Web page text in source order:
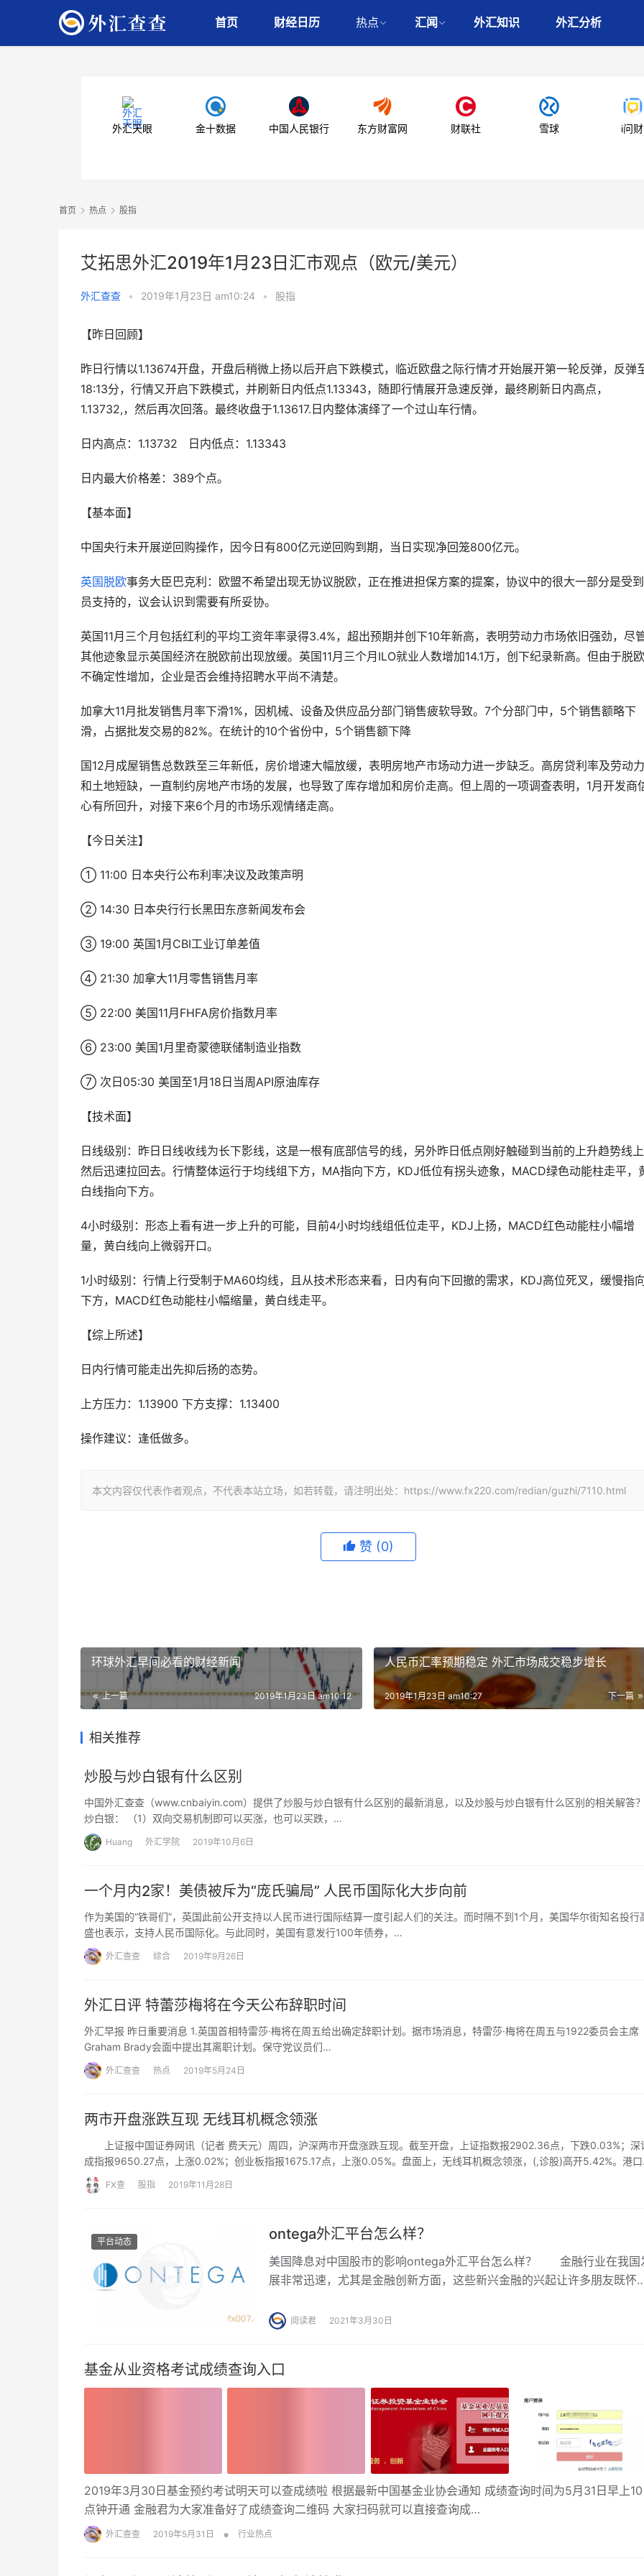
首页 财经日历 热点 汇闻 外汇知识 外汇分析
外汇天眼 金十数据 中国人民银行 东方财富网 财联社 雪球 i问财
首页 热点 股指
艾拓思外汇2019年1月23日汇市观点（欧元/美元）
外汇查查 • 2019年1月23日 am10:24 • 股指
【昨日回顾】
昨日行情以1.13674开盘，开盘后稍微上扬以后开启下跌模式，临近欧盘之际行情才开始展开第一轮反弹，反弹
18:13分，行情又开启下跌模式，并刷新日内低点1.13343，随即行情展开急速反弹，最终刷新日内高点，
1.13732,，然后再次回落。最终收盘于1.13617.日内整体演绎了一个过山车行情。
日内高点：1.13732   日内低点：1.13343
日内最大价格差：389个点。
【基本面】
中国央行未开展逆回购操作，因今日有800亿元逆回购到期，当日实现净回笼800亿元。
英国脱欧事务大臣巴克利：欧盟不希望出现无协议脱欧，正在推进担保方案的提案，协议中的很大一部分是受
员支持的，议会认识到需要有所妥协。
英国11月三个月包括红利的平均工资年率录得3.4%，超出预期并创下10年新高，表明劳动力市场依旧强劲，尽
其他迹象显示英国经济在脱欧前出现放缓。英国11月三个月ILO就业人数增加14.1万，创下纪录新高。但由于脱欧
不确定性增加，企业是否会维持招聘水平尚不清楚。
加拿大11月批发销售月率下滑1%，因机械、设备及供应品分部门销售疲软导致。7个分部门中，5个销售额略下
滑，占据批发交易的82%。在统计的10个省份中，5个销售额下降
国12月成屋销售总数跌至三年新低，房价增速大幅放缓，表明房地产市场动力进一步缺乏。高房贷利率及劳动力
和土地短缺，一直制约房地产市场的发展，也导致了库存增加和房价走高。但上周的一项调查表明，1月开发商
心有所回升，对接下来6个月的市场乐观情绪走高。
【今日关注】
① 11:00 日本央行公布利率决议及政策声明
② 14:30 日本央行行长黑田东彦新闻发布会
③ 19:00 英国1月CBI工业订单差值
④ 21:30 加拿大11月零售销售月率
⑤ 22:00 美国11月FHFA房价指数月率
⑥ 23:00 美国1月里奇蒙德联储制造业指数
⑦ 次日05:30 美国至1月18日当周API原油库存
【技术面】
日线级别：昨日日线收线为长下影线，这是一根有底部信号的线，另外昨日低点刚好触碰到当前的上升趋势线
然后迅速拉回去。行情整体运行于均线组下方，MA指向下方，KDJ低位有拐头迹象，MACD绿色动能柱走平，
白线指向下方。
4小时级别：形态上看有进一步上升的可能，目前4小时均线组低位走平，KDJ上扬，MACD红色动能柱小幅增
量，黄白线向上微弱开口。
1小时级别：行情上行受制于MA60均线，且从技术形态来看，日内有向下回撤的需求，KDJ高位死叉，缓慢指
下方，MACD红色动能柱小幅缩量，黄白线走平。
【综上所述】
日内行情可能走出先抑后扬的态势。
上方压力：1.13900 下方支撑：1.13400
操作建议：逢低做多。
本文内容仅代表作者观点，不代表本站立场，如若转载，请注明出处：https://www.fx220.com/redian/guzhi/7110.html
赞 (0)
环球外汇早间必看的财经新闻
上一篇 2019年1月23日 am10:12
人民币汇率预期稳定 外汇市场成交稳步增长
下一篇
2019年1月23日 am10:27
相关推荐
炒股与炒白银有什么区别
中国外汇查查（www.cnbaiyin.com）提供了炒股与炒白银有什么区别的最新消息，以及炒股与炒白银有什么区别的相关解答
炒白银： （1）双向交易机制即可以买涨，也可以买跌，…
Huang 外汇学院 2019年10月6日
一个月内2家！美债被斥为“庞氏骗局” 人民币国际化大步向前
作为美国的“铁哥们”，英国此前公开支持以人民币进行国际结算一度引起人们的关注。而时隔不到1个月，美国华尔街知名投行
盛也表示，支持人民币国际化。与此同时，美国有意发行100年债券，…
外汇查查 综合 2019年9月26日
外汇日评 特蕾莎梅将在今天公布辞职时间
外汇早报 昨日重要消息 1.英国首相特雷莎·梅将在周五给出确定辞职计划。据市场消息，特雷莎·梅将在周五与1922委员会主席
Graham Brady会面中提出其离职计划。保守党议员们…
外汇查查 热点 2019年5月24日
两市开盘涨跌互现 无线耳机概念领涨
上证报中国证券网讯（记者 费天元）周四，沪深两市开盘涨跌互现。截至开盘，上证指数报2902.36点，下跌0.03%；深
成指报9650.27点，上涨0.02%；创业板指报1675.17点，上涨0.05%。盘面上，无线耳机概念领涨，(,诊股)高开5.42%。港口
航运、医疗器械板块均涨幅靠前。
FX查 股指 2019年11月28日
平台动态 ontega外汇平台怎么样？
美国降息对中国股市的影响ontega外汇平台怎么样？ 金融行业在我国
展非常迅速，尤其是金融创新方面，这些新兴金融的兴起让许多朋友既怀
ontega外汇
阅读君 2021年3月30日
基金从业资格考试成绩查询入口
2019年3月30日基金预约考试明天可以查成绩啦 根据最新中国基金业协会通知 成绩查询时间为5月31日早上10
点钟开通 金融君为大家准备好了成绩查询二维码 大家扫码就可以直接查询成…
外汇查查 2019年5月31日 • 行业热点